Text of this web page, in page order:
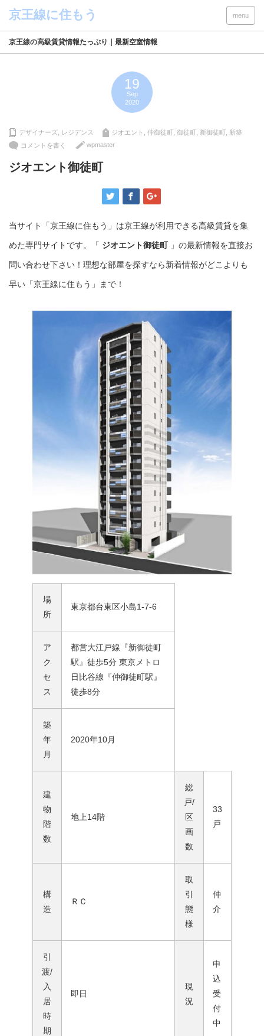
menu
京王線の高級賃貸情報たっぷり｜最新空室情報
19
Sep
2020
デザイナーズ レジデンス ジオエント 仲御徒町 御徒町 新御徒町 新築
コメントを書く
wpmaster
ジオエント御徒町
当サイト「京王線に住もう」は京王線が利用できる高級賃貸を集
めた専門サイトです。「 ジオエント御徒町」の最新情報を直接お
問い合わせ下さい！理想な部屋を探すなら新着情報がどこよりも
早い「京王線に住もう」まで！
場
所
東京都台東区小島1-7-6
ア
ク
セ
ス
都営大江戸線『新御徒町
駅』徒歩5分 東京メトロ
日比谷線『仲御徒町駅』
徒歩8分
築
年
月
2020年10月
建
物
階
数
地上14階
総
戸/
区
画
数
33
戸
構
造
ＲＣ
取
引
態
様
仲
介
引
渡/
入
居
時
期
即日
現
況
申
込
受
付
中